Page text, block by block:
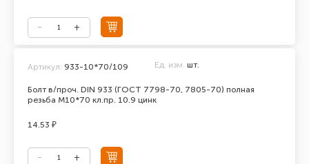
Болт в/проч. DIN 933 (ГОСТ 7798-70, 7805-70) полная
резьба М10*70 кл.пр. 10.9 цинк
Артикул: 933-10*70/109 Ед. изм. шт.
14.53 ₽